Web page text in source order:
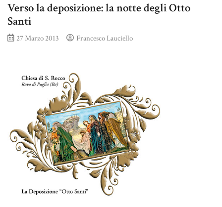
Verso la deposizione: la notte degli Otto
Santi
27 Marzo 2013 Francesco Lauciello